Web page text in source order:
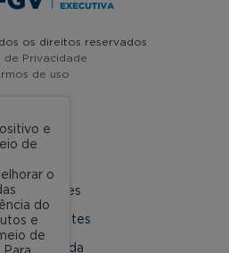
os direitos reservados
de Privacidade
de uso
A FGV
Unidades
Frequentes
Conveniada
e
de
o
do
e
de